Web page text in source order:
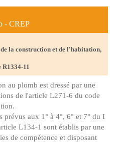
- CREP
la construction et de l'habitation,
11
au plomb est dressé par une
de l'article L271-6 du code
aux 1° à 4°, 6° et 7° du I
L134-1 sont établis par une
de compétence et disposant